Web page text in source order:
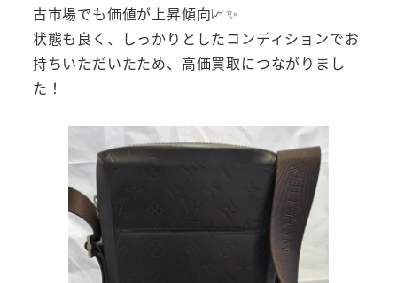
古市場でも価値が上昇傾向📈✨
状態も良く、しっかりとしたコンディションでお
持ちいただいたため、高価買取につながりまし
た！